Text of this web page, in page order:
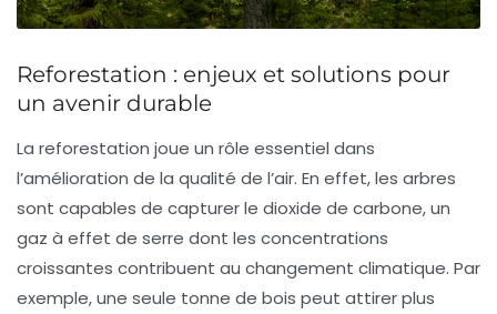
Reforestation : enjeux et solutions pour
un avenir durable
La reforestation joue un rôle essentiel dans
l’amélioration de la qualité de l’air. En effet, les arbres
sont capables de capturer le dioxide de carbone, un
gaz à effet de serre dont les concentrations
croissantes contribuent au changement climatique. Par
exemple, une seule tonne de bois peut attirer plus